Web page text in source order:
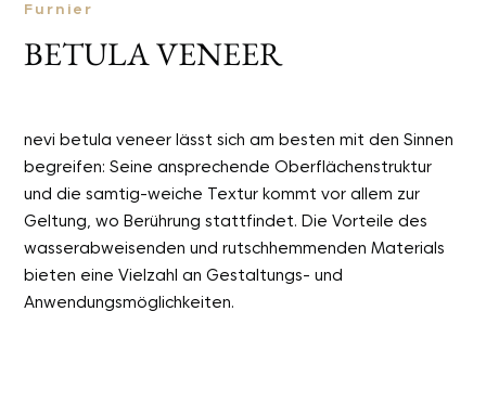
Furnier
BETULA VENEER
nevi betula veneer lässt sich am besten mit den Sinnen
begreifen: Seine ansprechende Oberflächenstruktur
und die samtig-weiche Textur kommt vor allem zur
Geltung, wo Berührung stattfindet. Die Vorteile des
wasserabweisenden und rutschhemmenden Materials
bieten eine Vielzahl an Gestaltungs- und
Anwendungsmöglichkeiten.